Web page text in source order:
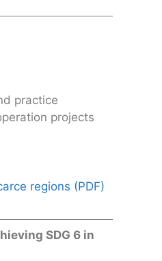
practice
projects
regions (PDF)
SDG 6 in